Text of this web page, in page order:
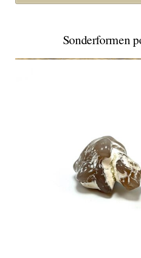
Sonderformen